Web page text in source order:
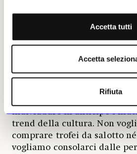
Accetta tutti
Accetta
Rifiuta
Come i sentimenti umani
chiudere in un cassetto per
opere d’arte continuano a
non esiste veramente e
poter muovere liberamente.
continua a fare statistiche e
individuare in anticipo i
trend della cultura. Non
comprare trofei da salotto
vogliamo consolarci dalle